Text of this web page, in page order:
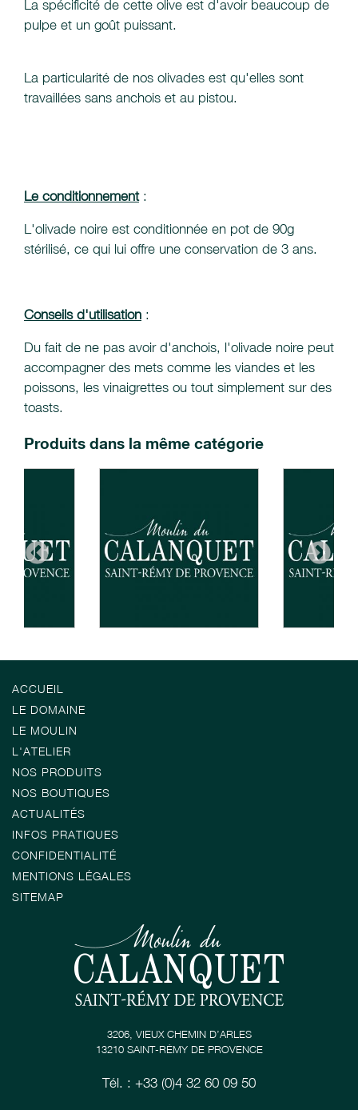
La spécificité de cette olive est d'avoir beaucoup de
pulpe et un goût puissant.
La particularité de nos olivades est qu'elles sont
travaillées sans anchois et au pistou.
Le conditionnement:
L'olivade noire est conditionnée en pot de 90g
stérilisé, ce qui lui offre une conservation de 3 ans.
Conseils d'utilisation :
Du fait de ne pas avoir d'anchois, l'olivade noire peut
accompagner des mets comme les viandes et les
poissons, les vinaigrettes ou tout simplement sur des
toasts.
Produits dans la même catégorie
ACCUEIL
LE DOMAINE
LE MOULIN
L'ATELIER
NOS PRODUITS
NOS BOUTIQUES
ACTUALITÉS
INFOS PRATIQUES
CONFIDENTIALITÉ
MENTIONS LÉGALES
SITEMAP
3206, VIEUX CHEMIN D’ARLES
13210 SAINT-RÉMY DE PROVENCE
Tél. : +33 (0)4 32 60 09 50